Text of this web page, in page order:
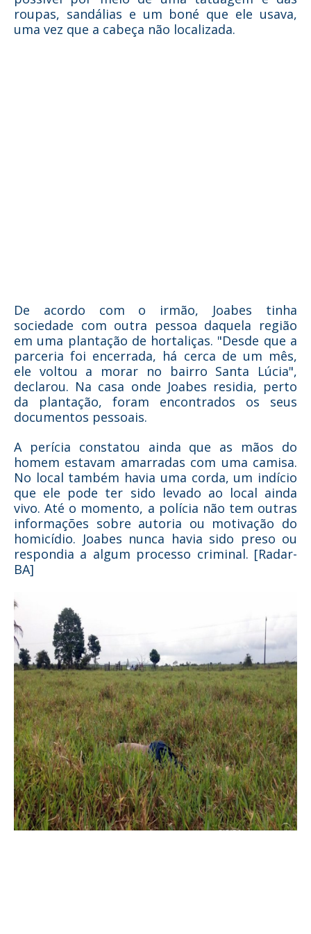
roupas, sandálias e um boné que ele usava,
uma vez que a cabeça não localizada.
De acordo com o irmão, Joabes tinha
sociedade com outra pessoa daquela região
em uma plantação de hortaliças. "Desde que a
parceria foi encerrada, há cerca de um mês,
ele voltou a morar no bairro Santa Lúcia",
declarou. Na casa onde Joabes residia, perto
da plantação, foram encontrados os seus
documentos pessoais.
A perícia constatou ainda que as mãos do
homem estavam amarradas com uma camisa.
No local também havia uma corda, um indício
que ele pode ter sido levado ao local ainda
vivo. Até o momento, a polícia não tem outras
informações sobre autoria ou motivação do
homicídio. Joabes nunca havia sido preso ou
respondia a algum processo criminal. [Radar-
BA]